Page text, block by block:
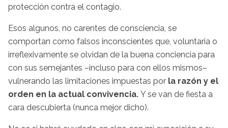
protección contra el contagio.
Esos algunos, no carentes de consciencia, se
comportan como falsos inconscientes que, voluntaria o
irreflexivamente se olvidan de la buena conciencia para
con sus semejantes –incluso para con ellos mismos–
vulnerando las limitaciones impuestas por la razón y el
orden en la actual convivencia. Y se van de fiesta a
cara descubierta (nunca mejor dicho).